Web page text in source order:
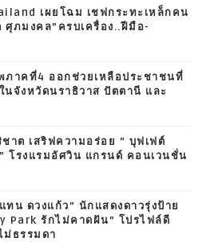
เผยโฉม เชฟกระทะเหล็กคน
ศุภมงคล”ครบเครื่อง..ฝีมือ-
ภาคที่4 ออกช่วยเหลือประชาชนที่
นจังหวัดนราธิวาส ปัตตานี และ
าต เสริฟความอร่อย “ บุฟเฟต์
โรงแรมอัศวิน แกรนด์ คอนเวนชั่น
ทน ดวงแก้ว” นักแสดงดาวรุ่งป้าย
Park รักไม่คาดฝัน” โปรไฟล์ดี
ม่ธรรมดา